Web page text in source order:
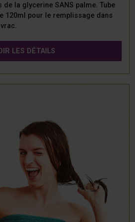
la glycerine SANS palme. Tube
120ml pour le remplissage dans
LES DÉTAILS